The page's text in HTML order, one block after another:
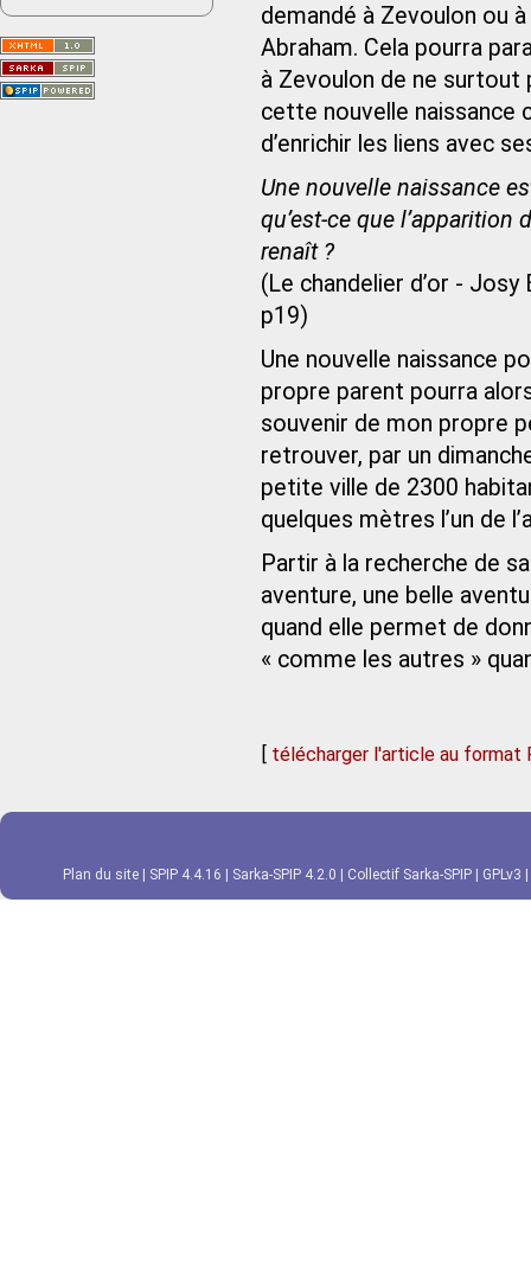
demandé à Zevoulon ou
Abraham. Cela pourra
à Zevoulon de ne
cette nouvelle naissance
d’enrichir les liens avec
Une nouvelle naissance
qu’est-ce que
renaît ?
(Le chandelier d’or -
p19)
Une nouvelle naissance
propre parent pourra
souvenir de mon propre
retrouver, par un
petite ville de 2300
quelques mètres l’un de
Partir à la recherche de
aventure, une belle
quand elle permet de
« comme les autres »
[ télécharger l'article au format
actuellement aucune prévision
Saint-Nom.
Veuillez consulter le message du
service ci-dessous.
(401 - Invalid API key. Please see
https://openweathermap.org/faq#error401
Plan du site SPIP 4.4.16 Sarka-SPIP 4.2.0 Collectif Sarka-SPIP GPLv3